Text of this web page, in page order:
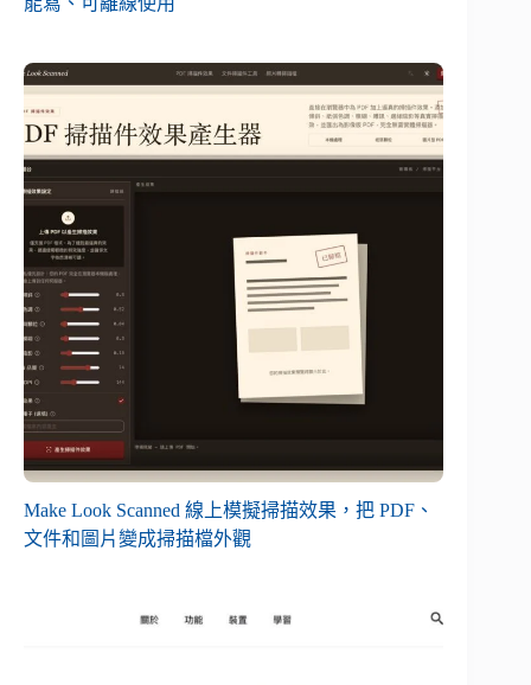
Make Look Scanned 線上模擬掃描效果，把 PDF、
文件和圖片變成掃描檔外觀